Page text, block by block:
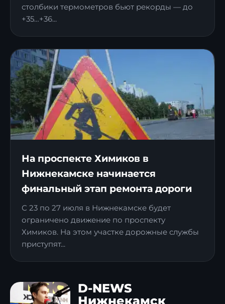
столбики термометров бьют рекорды — до
+35…+36...
На проспекте Химиков в
Нижнекамске начинается
финальный этап ремонта дороги
С 23 по 27 июля в Нижнекамске будет
ограничено движение по проспекту
Химиков. На этом участке дорожные службы
приступят...
D-NEWS
Нижнекамск